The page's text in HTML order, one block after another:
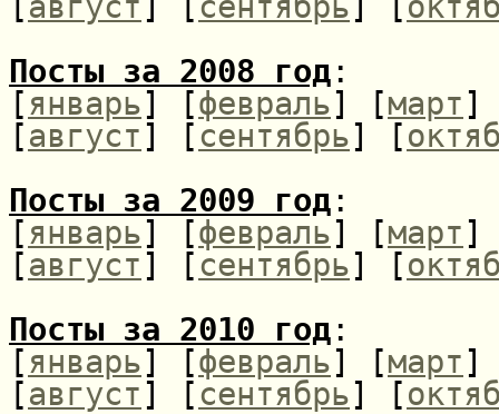
Посты за 2008 год :
[январь] [февраль] [март]
[август] [сентябрь] [
Посты за 2009 год :
[январь] [февраль] [март]
[август] [сентябрь] [
Посты за 2010 год :
[январь] [февраль] [март]
[август] [сентябрь] [